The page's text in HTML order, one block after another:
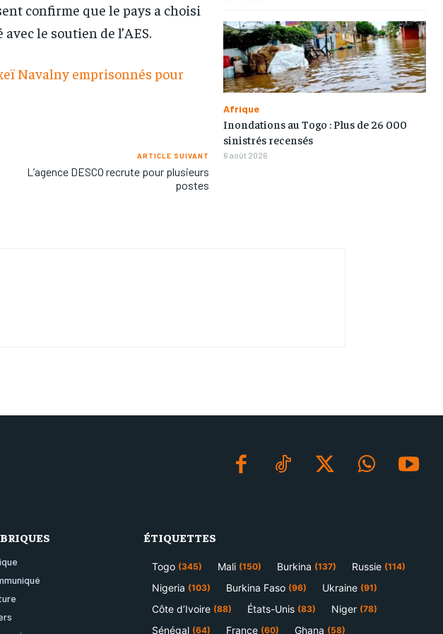
confirme que le pays a choisi
le soutien de l’AES.
Navalny emprisonnés pour
ARTICLE SUIVANT
L’agence DESCO recrute pour plusieurs
postes
Afrique
Inondations au Togo : Plus de 26 000
sinistrés recensés
6 août 2026
ÉTIQUETTES
Togo (345) Mali (150) Burkina (137) Russie (114)
Nigeria (103) Burkina Faso (96) Ukraine (91)
Côte d’Ivoire (88) États-Unis (83) Niger (78)
Sénégal (64) France (60) Ghana (58)